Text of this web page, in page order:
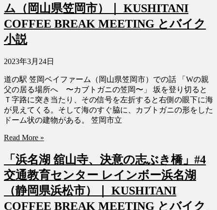
ム（岡山県笠岡市）｜ KUSHITANI
COFFEE BREAK MEETING とバイク
小説
2023年3月24日
道の駅 笠岡ベイファーム（岡山県笠岡市）での話 「Wの親
父の居る場所へ 〜カブトガニの笠岡〜」 坂を登り切ると
Ｔ字路に突き当たり、その信号を左折すると右側の眼下に海
が見えてくる。そして海のすぐ脇に、カブトガニの形をした
ドーム状の建物がある。 笠岡市立
Read More »
「浜名湖 舘山寺、決意の志ぶき橋」#4
交通教育センター レインボー浜名湖
（静岡県浜松市）｜ KUSHITANI
COFFEE BREAK MEETING とバイク